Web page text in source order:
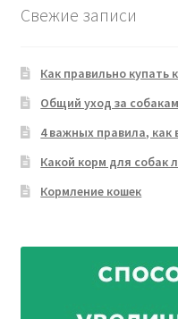
Свежие записи
Как правильно купать
Общий уход за
4 важных правила,
Какой корм для собак
Кормление кошек